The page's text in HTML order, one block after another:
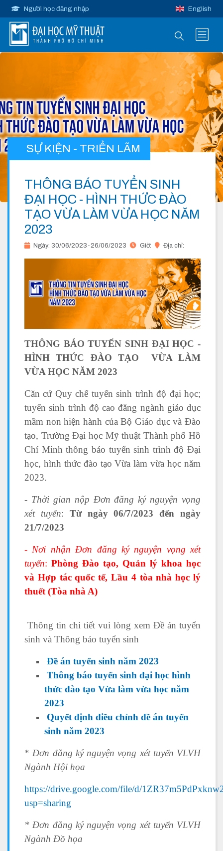
Người học đăng nhập English
SỰ KIỆN - TRIỂN LÃM
THÔNG BÁO TUYỂN SINH
ĐẠI HỌC - HÌNH THỨC ĐÀO
TẠO VỪA LÀM VỪA HỌC NĂM
2023
Ngày: 30/06/2023-26/06/2023 Giờ: Địa chỉ:
THÔNG BÁO TUYỂN SINH ĐẠI HỌC -
HÌNH THỨC ĐÀO TẠO VỪA LÀM
VỪA HỌC NĂM 2023
Căn cứ Quy chế tuyển sinh trình độ đại học;
tuyển sinh trình độ cao đẳng ngành giáo dục
mầm non hiện hành của Bộ Giáo dục và Đào
tạo, Trường Đại học Mỹ thuật Thành phố Hồ
Chí Minh thông báo tuyển sinh trình độ Đại
học, hình thức đào tạo Vừa làm vừa học năm
2023.
- Thời gian nộp Đơn đăng ký nguyện vọng
xét tuyển: Từ ngày 06/7/2023 đến ngày
21/7/2023
- Nơi nhận Đơn đăng ký nguyện vọng xét
tuyển: Phòng Đào tạo, Quản lý khoa học
và Hợp tác quốc tế, Lầu 4 tòa nhà học lý
thuết (Tòa nhà A)
Thông tin chi tiết vui lòng xem Đề án tuyển
sinh và Thông báo tuyển sinh
Đề án tuyển sinh năm 2023
Thông báo tuyển sinh đại học hình
thức đào tạo Vừa làm vừa học năm
2023
Quyết định điều chỉnh đề án tuyển
sinh năm 2023
*Đơn đăng ký nguyện vọng xét tuyển VLVH
Ngành Hội họa
https://drive.google.com/file/d/
usp=sharing
* Đơn đăng ký nguyện vọng xét tuyển VLVH
Ngành Đồ họa